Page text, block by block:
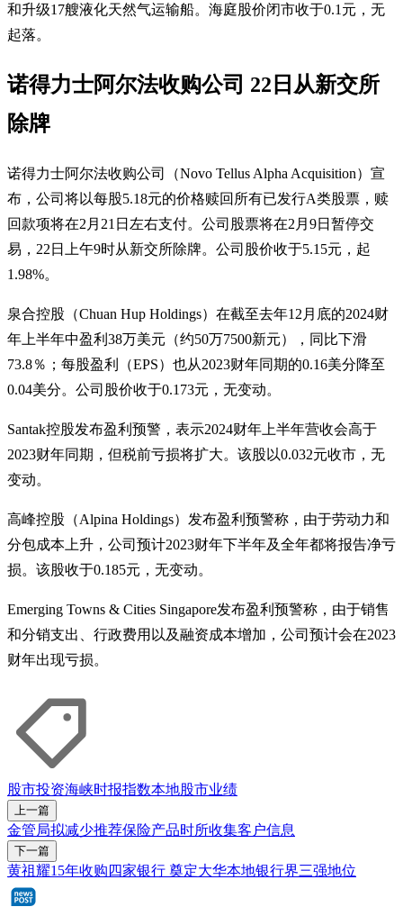
和升级17艘液化天然气运输船。海庭股价闭市收于0.1元，无
起落。
诺得力士阿尔法收购公司 22日从新交所
除牌
诺得力士阿尔法收购公司（Novo Tellus Alpha Acquisition）宣
布，公司将以每股5.18元的价格赎回所有已发行A类股票，赎
回款项将在2月21日左右支付。公司股票将在2月9日暂停交
易，22日上午9时从新交所除牌。公司股价收于5.15元，起
1.98%。
泉合控股（Chuan Hup Holdings）在截至去年12月底的2024财
年上半年中盈利38万美元（约50万7500新元），同比下滑
73.8％；每股盈利（EPS）也从2023财年同期的0.16美分降至
0.04美分。公司股价收于0.173元，无变动。
Santak控股发布盈利预警，表示2024财年上半年营收会高于
2023财年同期，但税前亏损将扩大。该股以0.032元收市，无
变动。
高峰控股（Alpina Holdings）发布盈利预警称，由于劳动力和
分包成本上升，公司预计2023财年下半年及全年都将报告净亏
损。该股收于0.185元，无变动。
Emerging Towns & Cities Singapore发布盈利预警称，由于销售
和分销支出、行政费用以及融资成本增加，公司预计会在2023
财年出现亏损。
股市投资海峡时报指数本地股市业绩
上一篇
金管局拟减少推荐保险产品时所收集客户信息
下一篇
黄祖耀15年收购四家银行 奠定大华本地银行界三强地位